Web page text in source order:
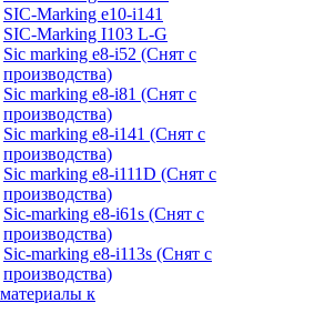
SIC-Marking e10-i141
SIC-Marking I103 L-G
Sic marking e8-i52 (Снят с
производства)
Sic marking e8-i81 (Снят с
производства)
Sic marking e8-i141 (Снят с
производства)
Sic marking e8-i111D (Снят с
производства)
Sic-marking e8-i61s (Снят с
производства)
Sic-marking e8-i113s (Снят с
производства)
к